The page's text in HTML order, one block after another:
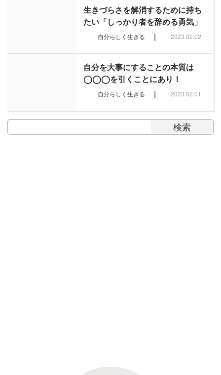
生きづらさを解消するために持ち
たい「しっかり者を辞める勇気」
自分らしく生きる | 2023.02.02
自分を大事にすることの本質は
◯◯◯を引くことにあり！
自分らしく生きる | 2023.02.01